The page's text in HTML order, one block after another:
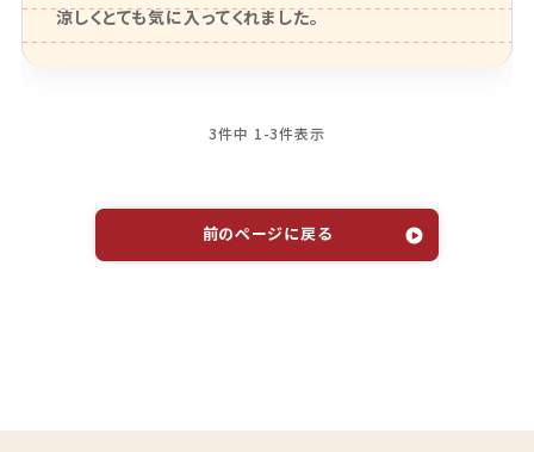
涼しくとても気に入ってくれました。
3件中 1-3件表示
前のページに戻る